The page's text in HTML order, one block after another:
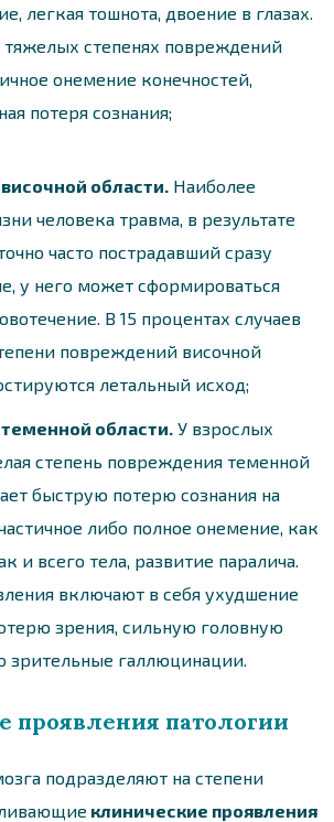
легкая тошнота, двоение в глазах.
степенях повреждений
онемение конечностей,
потеря сознания;
области. Наиболее
человека травма, в результате
часто пострадавший сразу
у него может сформироваться
В 15 процентах случаев
повреждений височной
летальный исход;
области. У взрослых
степень повреждения теменной
быструю потерю сознания на
либо полное онемение, как
и всего тела, развитие паралича.
включают в себя ухудшение
зрения, сильную головную
зрительные галлюцинации.
проявления патологии
подразделяют на степени
клинические проявления